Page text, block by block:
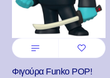
Φιγούρα Funko POP!